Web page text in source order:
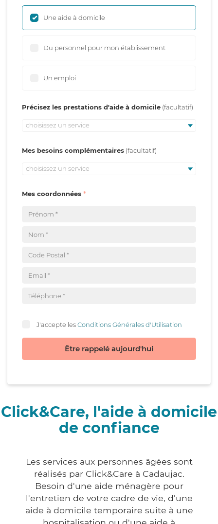
Une aide à domicile
Du personnel pour mon établissement
Un emploi
Précisez les prestations d'aide à domicile
choisissez un service
Mes besoins complémentaires
choisissez un service
Mes coordonnées
J'accepte lesConditions Générales d'Utilisation
Être rappelé aujourd'hui
Click&Care, l'aide à domicile
de confiance
Les services aux personnes âgées sont
réalisés par Click&Care à Cadaujac.
Besoin d'une aide ménagère pour
l'entretien de votre cadre de vie, d'une
aide à domicile temporaire suite à une